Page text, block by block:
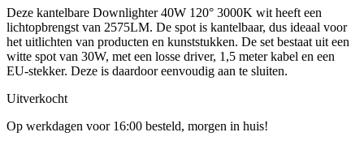
Deze kantelbare Downlighter 40W 120° 3000K wit heeft een
lichtopbrengst van 2575LM. De spot is kantelbaar, dus ideaal voor
het uitlichten van producten en kunststukken. De set bestaat uit een
witte spot van 30W, met een losse driver, 1,5 meter kabel en een
EU-stekker. Deze is daardoor eenvoudig aan te sluiten.
Uitverkocht
Op werkdagen voor 16:00 besteld, morgen in huis!